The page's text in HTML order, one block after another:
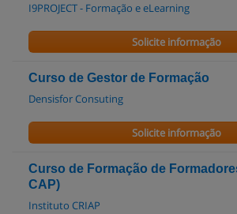
I9PROJECT - Formação e eLearning
Solicite informação
Curso de Gestor de Formação
Densisfor Consuting
Solicite informação
Curso de Formação de
CAP)
Instituto CRIAP